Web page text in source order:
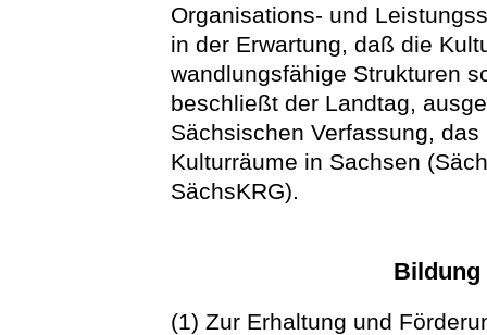
Organisations- und
in der Erwartung, daß die
wandlungsfähige Strukturen
beschließt der Landtag,
Sächsischen Verfassung,
Kulturräume in Sachsen
SächsKRG).
Bildung
(1) Zur Erhaltung und